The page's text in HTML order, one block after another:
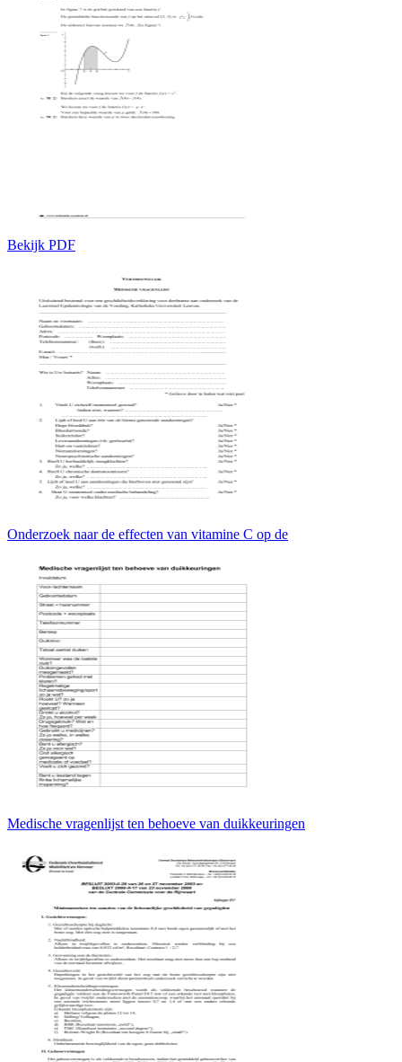
Bekijk PDF
Onderzoek naar de effecten van vitamine C op de
Medische vragenlijst ten behoeve van duikkeuringen